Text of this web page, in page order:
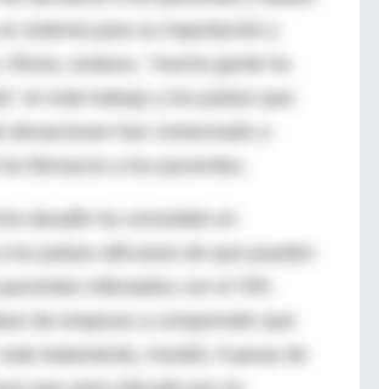
sistema para su importación y
Ahora, sostuvo, "mucha gente ha
de empezar a comprender que